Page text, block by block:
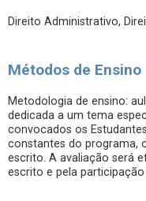
Direito Administrativo,
Métodos de Ensino
Metodologia de ensino:
dedicada a um tema
convocados os
constantes do programa,
escrito. A avaliação será
escrito e pela